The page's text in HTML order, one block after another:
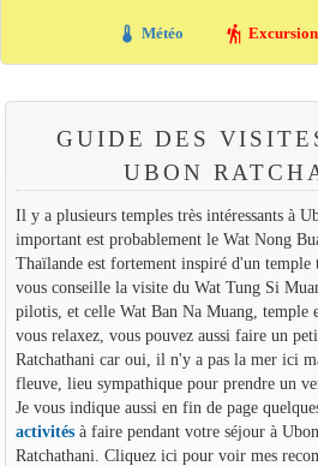
thermostat Météo hiking
GUIDE DES
UBON
Il y a plusieurs temples très intéressants à
important est probablement le Wat Nong
Thaïlande est fortement inspiré d'un temple
vous conseille la visite du Wat Tung Si
pilotis, et celle Wat Ban Na Muang, temple
vous relaxez, vous pouvez aussi faire un
Ratchathani car oui, il n'y a pas la mer ici
fleuve, lieu sympathique pour prendre un
Je vous indique aussi en fin de page
activitésà faire pendant votre séjour à
Ratchathani. Cliquez ici pour voir mes